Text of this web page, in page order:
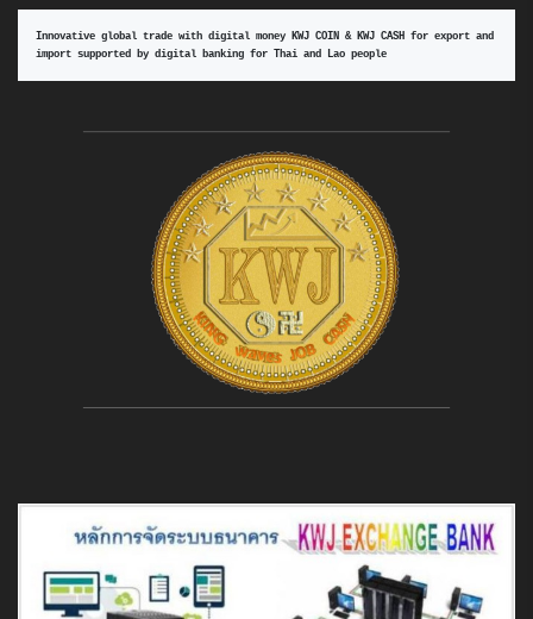
Innovative global trade with digital money KWJ COIN & KWJ CASH for export and
import supported by digital banking for Thai and Lao people